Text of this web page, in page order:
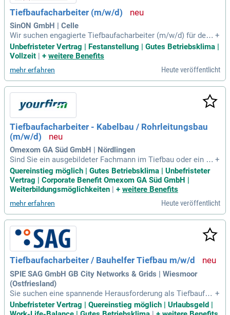
Tiefbaufacharbeiter (m/w/d)
SinON GmbH | Celle
Wir suchen engagierte Tiefbaufacharbeiter (m/w/d) für den
Bau, die Reparatur und die Instandhaltung von Eisenbahnobe
rbauten in unserer Region. Zu Ihren Aufgaben gehören die Er
ktion. Ideale Kandidaten bringen handwerkliche Fähigkeiten,
regionale Ortskenntnisse und hohe Belastbarkeit mit. Flexib
ilität und Teamfähigkeit sind essenziell, ebenso wie eine sel
bstständige und präzise Arbeitsweise. Profitieren Sie von ei
ner unbefristeten Festanstellung und bis zu 39 Tagen Urlaub
pro Jahr. Bei uns arbeiten Sie in der Region und sind am Abe
nd immer zu Hause.
+
Unbefristeter Vertrag | Festanstellung | Gutes Betriebsklima |
Vollzeit | + weitere Benefits
mehr erfahren Heute veröffentlicht
Tiefbaufacharbeiter - Kabelbau / Rohrleitungsbau
(m/w/d)
Omexom GA Süd GmbH | Nördlingen
Sind Sie ein ausgebildeter Fachmann im Tiefbau oder ein m
otivierter Quereinsteiger? Wir suchen talentierte Mitarbeiter,
die einen Führerschein der Klasse B/BE (idealerweise C/CE)
besitzen. Teamgeist und selbstständiges Arbeiten sind uns
iterbildung. Deutschkenntnisse sind erforderlich, um die Sic
herheit auf unseren Baustellen zu gewährleisten. Profitieren
Sie von attraktiven Vergütungen nach dem Tarif Elektrohand
werk der IG Metall. Bei einer 37-Stunden-Woche erhalten Sie
zudem 30 Tage Urlaub pro Jahr. Werden Sie Teil unseres en
gagierten Teams!
+
Quereinstieg möglich | Gutes Betriebsklima | Unbefristeter
Vertrag | Corporate Benefit Omexom GA Süd GmbH |
Weiterbildungsmöglichkeiten
+ weitere Benefits
mehr erfahren Heute veröffentlicht
Tiefbaufacharbeiter / Bauhelfer Tiefbau m/w/d
SPIE SAG GmbH GB City Networks & Grids | Wiesmoor
(Ostfriesland)
Sie suchen eine spannende Herausforderung als Tiefbaufac
harbeiter oder Bauhelfer im Tiefbau (m/w/d) in Wiesmoor, O
stfriesland? Wir bieten eine unbefristete Vollzeitstelle mit K
+
Unbefristeter Vertrag | Quereinstieg möglich | Urlaubsgeld |